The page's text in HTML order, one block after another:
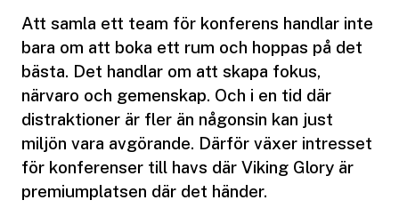
Att samla ett team för konferens handlar inte
bara om att boka ett rum och hoppas på det
bästa. Det handlar om att skapa fokus,
närvaro och gemenskap. Och i en tid där
distraktioner är fler än någonsin kan just
miljön vara avgörande. Därför växer intresset
för konferenser till havs där Viking Glory är
premiumplatsen där det händer.